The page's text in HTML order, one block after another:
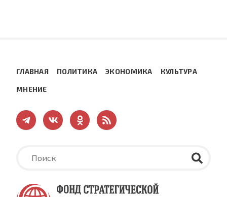
ГЛАВНАЯ ПОЛИТИКА ЭКОНОМИКА КУЛЬТУРА
МНЕНИЕ